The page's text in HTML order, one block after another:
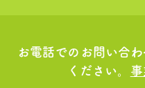
お電話でのお問い合
ください。